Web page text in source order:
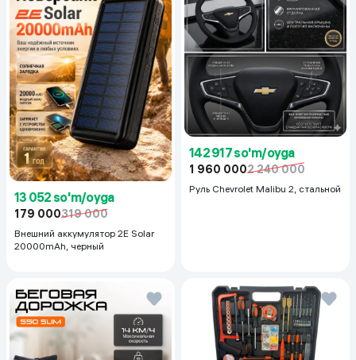
13 052 so'm/oyga
179 000319 000
Внешний аккумулятор 2E Solar
20000mAh, черный
142 917 so'm/oyga
1 960 0002 240 000
Руль Chevrolet Malibu 2, cтальной